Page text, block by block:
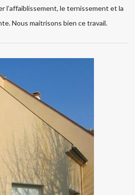
l’affaiblissement, le ternissement et la
Nous maitrisons bien ce travail.